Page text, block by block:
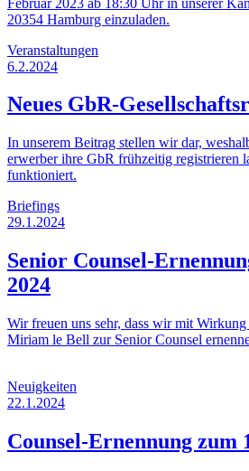
20354 Hamburg einzuladen.
Veranstaltungen
6.2.2024
Neues GbR-
In unserem Beitrag stellen wir dar,
erwerber ihre GbR frühzeitig registrieren
funktioniert.
Briefings
29.1.2024
Senior Counsel-
2024
Wir freuen uns sehr, dass wir mit
Miriam le Bell zur Senior Counsel
Neuigkeiten
22.1.2024
Counsel-Ernennung zum